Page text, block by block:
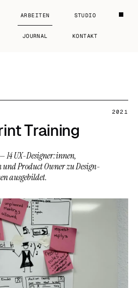
ARBEITEN STUDIO
JOURNAL KONTAKT
2021
Training
14 UX-Designer:innen,
Product Owner zu Design-
ausgebildet.